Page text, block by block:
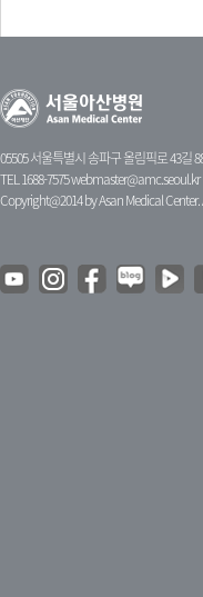
05505 서울특별시 송파구 올림픽로 43길
TEL 1688-7575webmaster@amc.seoul.kr
Copyright@2014 by Asan Medical Center.